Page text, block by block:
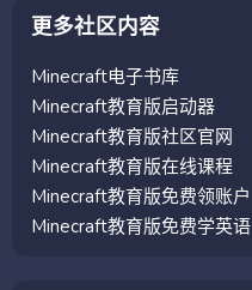
更多社区内容
Minecraft电子书库
Minecraft教育版启动器
Minecraft教育版社区官网
Minecraft教育版在线课程
Minecraft教育版免费领账户
Minecraft教育版免费学英语